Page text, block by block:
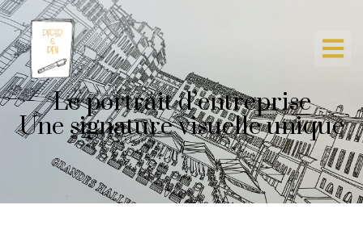
Le portrait d’entreprise
Une signature visuelle unique